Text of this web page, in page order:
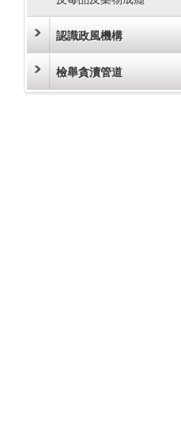
認識政風機構
檢舉貪瀆管道